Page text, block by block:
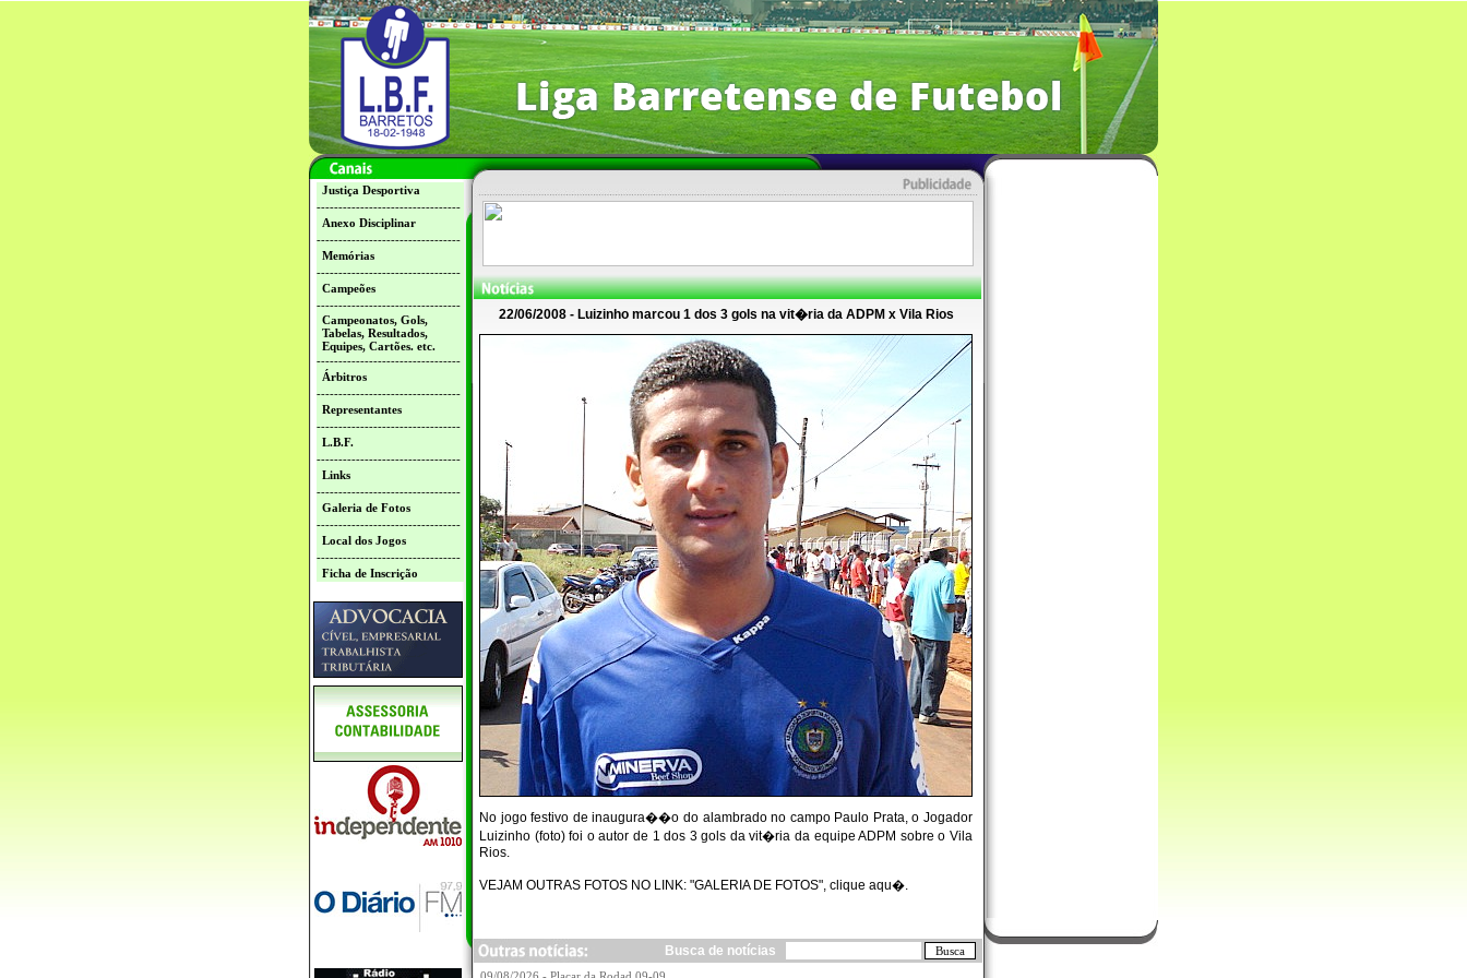
Justiça Desportiva
---------------------------------
Anexo Disciplinar
---------------------------------
Memórias
---------------------------------
Campeões
---------------------------------
Campeonatos, Gols,
Tabelas, Resultados,
Equipes, Cartões. etc.
---------------------------------
Árbitros
---------------------------------
Representantes
---------------------------------
L.B.F.
---------------------------------
Links
---------------------------------
Galeria de Fotos
---------------------------------
Local dos Jogos
---------------------------------
Ficha de Inscrição
22/06/2008 - Luizinho marcou 1 dos 3 gols na vit�ria da ADPM x Vila Rios
No jogo festivo de inaugura��o do alambrado no campo Paulo Prata, o Jogador
Luizinho (foto) foi o autor de 1 dos 3 gols da vit�ria da equipe ADPM sobre o Vila
Rios.
VEJAM OUTRAS FOTOS NO LINK: "GALERIA DE FOTOS", clique aqu�.
Busca de notícias